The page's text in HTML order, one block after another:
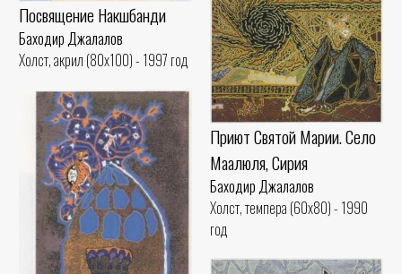
Посвящение Накшбанди
Баходир Джалалов
Холст, акрил (80x100) - 1997 год
Приют Святой Марии. Село
Маалюля, Сирия
Баходир Джалалов
Холст, темпера (60x80) - 1990
год